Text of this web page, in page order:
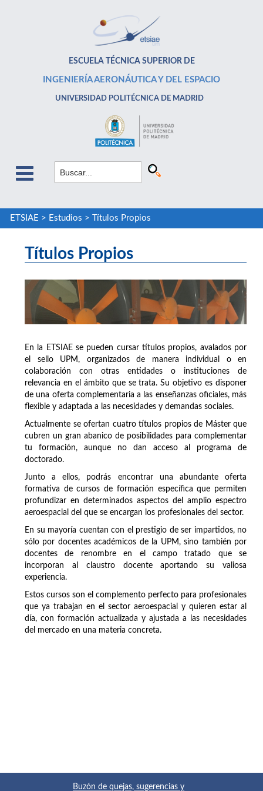
ESCUELA TÉCNICA SUPERIOR DE
INGENIERÍA AERONÁUTICA Y DEL ESPACIO
UNIVERSIDAD POLITÉCNICA DE MADRID
ETSIAE > Estudios > Títulos Propios
Títulos Propios
En la ETSIAE se pueden cursar títulos propios, avalados por
el sello UPM, organizados de manera individual o en
colaboración con otras entidades o instituciones de
relevancia en el ámbito que se trata. Su objetivo es disponer
de una oferta complementaria a las enseñanzas oficiales, más
flexible y adaptada a las necesidades y demandas sociales.
Actualmente se ofertan cuatro títulos propios de Máster que
cubren un gran abanico de posibilidades para complementar
tu formación, aunque no dan acceso al programa de
doctorado.
Junto a ellos, podrás encontrar una abundante oferta
formativa de cursos de formación específica que permiten
profundizar en determinados aspectos del amplio espectro
aeroespacial del que se encargan los profesionales del sector.
En su mayoría cuentan con el prestigio de ser impartidos, no
sólo por docentes académicos de la UPM, sino también por
docentes de renombre en el campo tratado que se
incorporan al claustro docente aportando su valiosa
experiencia.
Estos cursos son el complemento perfecto para profesionales
que ya trabajan en el sector aeroespacial y quieren estar al
día, con formación actualizada y ajustada a las necesidades
del mercado en una materia concreta.
Buzón de quejas, sugerencias y